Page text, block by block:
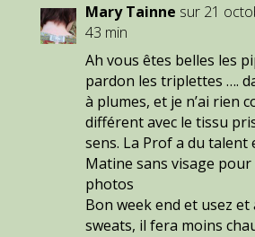
Mary Tainne sur 21
43 min
Ah vous êtes belles les
pardon les triplettes ….
à plumes, et je n’ai rien
différent avec le tissu
sens. La Prof a du talent
Matine sans visage pour
photos
Bon week end et usez et
sweats, il fera moins